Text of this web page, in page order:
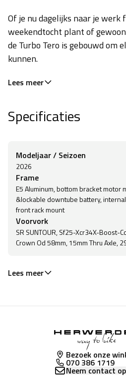
Of je nu dagelijks naar je werk
weekendtocht plant of
de Turbo Tero is gebouwd om
kunnen.
Lees meer
Specificaties
Modeljaar / Seizoen
2026
Frame
E5 Aluminum, bottom bracket motor
&lockable downtube battery,
front rack mount
Voorvork
SR SUNTOUR, Sf25-Xcr34X-Boost-
Crown Od 58mm, 15mm Thru Axle,
Lees meer
Bezoek onze
070 386 1719
Neem contact op